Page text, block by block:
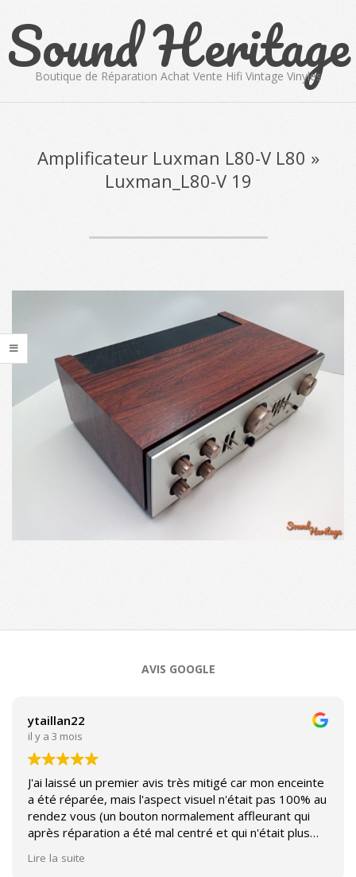
content
Sound Heritage
Boutique de Réparation Achat Vente Hifi Vintage Vinyles
Amplificateur Luxman L80-V L80 »
Luxman_L80-V 19
AVIS GOOGLE
ytaillan22
il y a 3 mois
J'ai laissé un premier avis très mitigé car mon enceinte
a été réparée, mais l'aspect visuel n'était pas 100% au
rendez vous (un bouton normalement affleurant qui
après réparation a été mal centré et qui n'était plus
Lire la suite